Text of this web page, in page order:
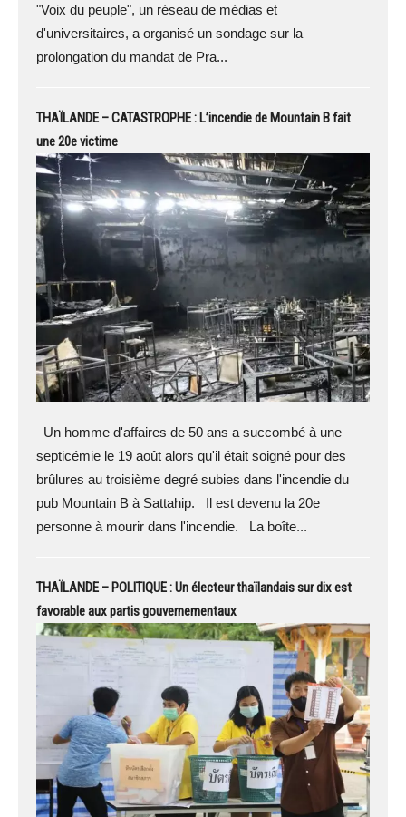
"Voix du peuple", un réseau de médias et
d'universitaires, a organisé un sondage sur la
prolongation du mandat de Pra...
THAÏLANDE – CATASTROPHE : L’incendie de Mountain B fait
une 20e victime
Un homme d'affaires de 50 ans a succombé à une
septicémie le 19 août alors qu'il était soigné pour des
brûlures au troisième degré subies dans l'incendie du
pub Mountain B à Sattahip. Il est devenu la 20e
personne à mourir dans l'incendie. La boîte...
THAÏLANDE – POLITIQUE : Un électeur thaïlandais sur dix est
favorable aux partis gouvernementaux